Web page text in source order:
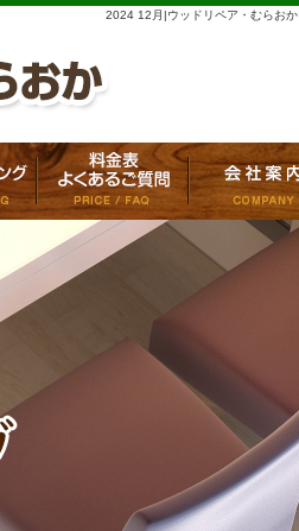
2024 12月|ウッドリペア・むらおか